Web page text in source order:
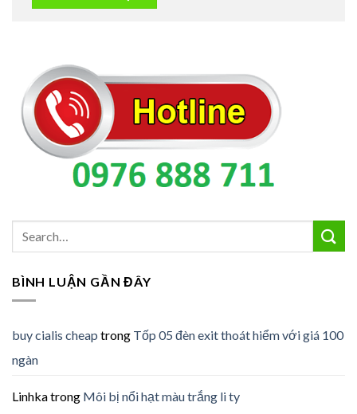
BÌNH LUẬN GẦN ĐÂY
buy cialis cheap trong Tốp 05 đèn exit thoát hiểm với giá 100
ngàn
Linhkatrong Môi bị nổi hạt màu trắng li ty